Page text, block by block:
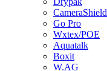
CameraShield
Go Pro
Wxtex/POE
Aquatalk
Boxit
W.AG